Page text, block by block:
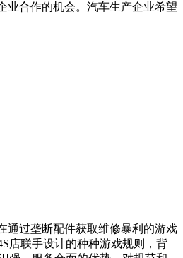
业合作的机会。汽车生产企业希望
通过垄断配件获取维修暴利的游戏
店联手设计的种种游戏规则，背